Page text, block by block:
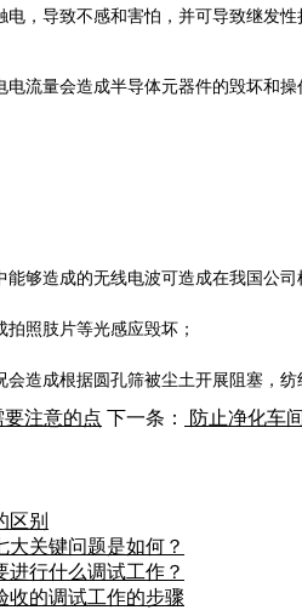
，导致不感和害怕，并可导致继发
流量会造成半导体元器件的毁坏和
够造成的无线电波可造成在我国公
照肢片等光感应毁坏；
造成根据圆孔筛被尘土开展阻塞，
要注意的点 下一条： 防止净化车
区别
关键问题是如何？
行什么调试工作？
收的调试工作的步骤